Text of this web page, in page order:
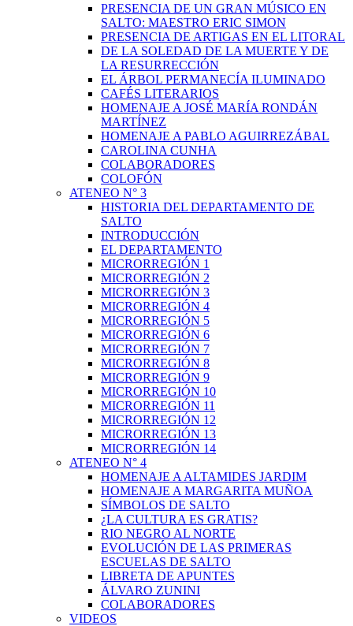
PRESENCIA DE UN GRAN MÚSICO EN
SALTO: MAESTRO ERIC SIMON
PRESENCIA DE ARTIGAS EN EL LITORAL
DE LA SOLEDAD DE LA MUERTE Y DE
LA RESURRECCIÓN
EL ÁRBOL PERMANECÍA ILUMINADO
CAFÉS LITERARIOS
HOMENAJE A JOSÉ MARÍA RONDÁN
MARTÍNEZ
HOMENAJE A PABLO AGUIRREZÁBAL
CAROLINA CUNHA
COLABORADORES
COLOFÓN
ATENEO N° 3
HISTORIA DEL DEPARTAMENTO DE
SALTO
INTRODUCCIÓN
EL DEPARTAMENTO
MICRORREGIÓN 1
MICRORREGIÓN 2
MICRORREGIÓN 3
MICRORREGIÓN 4
MICRORREGIÓN 5
MICRORREGIÓN 6
MICRORREGIÓN 7
MICRORREGIÓN 8
MICRORREGIÓN 9
MICRORREGIÓN 10
MICRORREGIÓN 11
MICRORREGIÓN 12
MICRORREGIÓN 13
MICRORREGIÓN 14
ATENEO N° 4
HOMENAJE A ALTAMIDES JARDIM
HOMENAJE A MARGARITA MUÑOA
SÍMBOLOS DE SALTO
¿LA CULTURA ES GRATIS?
RIO NEGRO AL NORTE
EVOLUCIÓN DE LAS PRIMERAS
ESCUELAS DE SALTO
LIBRETA DE APUNTES
ÁLVARO ZUNINI
COLABORADORES
VIDEOS